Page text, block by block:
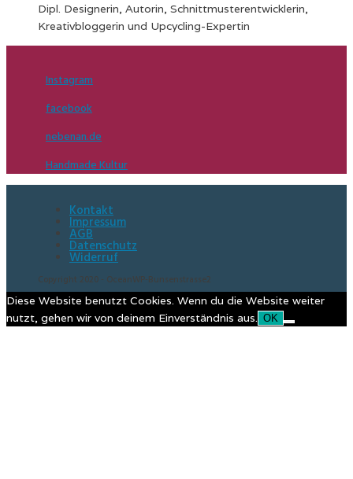
Dipl. Designerin, Autorin, Schnittmusterentwicklerin,
Kreativbloggerin und Upcycling-Expertin
Instagram
facebook
nebenan.de
Handmade Kultur
Kontakt
Impressum
AGB
Datenschutz
Widerruf
Copyright 2020 - OceanWP-Bunsenstrasse2
Diese Website benutzt Cookies. Wenn du die Website weiter
nutzt, gehen wir von deinem Einverständnis aus. OK